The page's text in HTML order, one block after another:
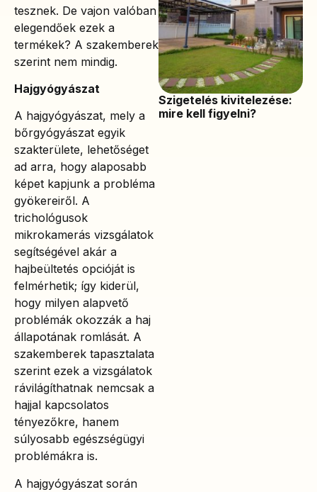
tesznek. De vajon valóban
elegendőek ezek a
termékek? A szakemberek
szerint nem mindig.
Hajgyógyászat
A hajgyógyászat, mely a
bőrgyógyászat egyik
szakterülete, lehetőséget
ad arra, hogy alaposabb
képet kapjunk a probléma
gyökereiről. A
trichológusok
mikrokamerás vizsgálatok
segítségével akár a
hajbeültetés opcióját is
felmérhetik; így kiderül,
hogy milyen alapvető
problémák okozzák a haj
állapotának romlását. A
szakemberek tapasztalata
szerint ezek a vizsgálatok
rávilágíthatnak nemcsak a
hajjal kapcsolatos
tényezőkre, hanem
súlyosabb egészségügyi
problémákra is.
A hajgyógyászat során
Szigetelés kivitelezése:
mire kell figyelni?